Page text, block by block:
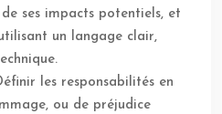
ses impacts potentiels, et
un langage clair,
les responsabilités en
ou de préjudice